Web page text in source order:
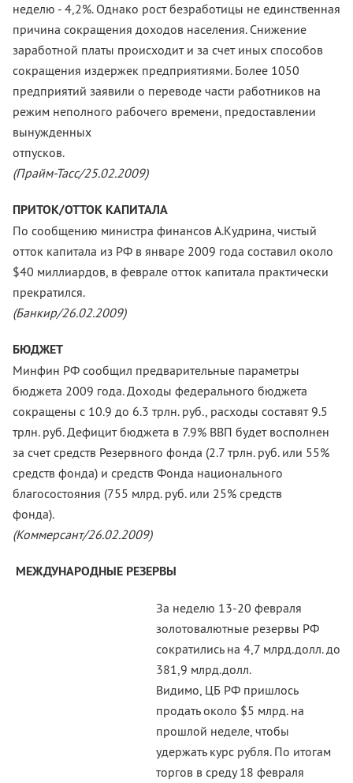
неделю - 4,2%. Однако рост безработицы не единственная
причина сокращения доходов населения. Снижение
заработной платы происходит и за счет иных способов
сокращения издержек предприятиями. Более 1050
предприятий заявили о переводе части работников на
режим неполного рабочего времени, предоставлении
вынужденных
(Прайм-Тасс/25.02.2009)
ПРИТОК/ОТТОК КАПИТАЛА
По сообщению министра финансов А.Кудрина, чистый
отток капитала из РФ в январе 2009 года составил около
$40 миллиардов, в феврале отток капитала практически
прекратился.
(Банкир/26.02.2009)
БЮДЖЕТ
Минфин РФ сообщил предварительные параметры
бюджета 2009 года. Доходы федерального бюджета
сокращены с 10.9 до 6.3 трлн. руб., расходы составят 9.5
трлн. руб. Дефицит бюджета в 7.9% ВВП будет восполнен
за счет средств Резервного фонда (2.7 трлн. руб. или 55%
средств фонда) и средств Фонда национального
благосостояния (755 млрд. руб. или 25% средств
фонда).
(Коммерсант/26.02.2009)
МЕЖДУНАРОДНЫЕ РЕЗЕРВЫ
За неделю 13-20 февраля
золотовалютные резервы РФ
сократились на 4,7 млрд.долл. до
381,9 млрд.долл.
Видимо, ЦБ РФ пришлось
продать около $5 млрд. на
прошлой неделе, чтобы
удержать курс рубля. По итогам
торгов в среду 18 февраля